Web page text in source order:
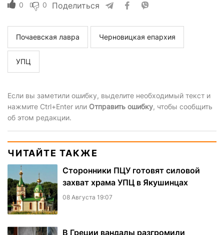
0 0 Поделиться
Почаевская лавра Черновицкая епархия
УПЦ
Если вы заметили ошибку, выделите необходимый текст и
нажмите Ctrl+Enter или Отправить ошибку, чтобы сообщить
об этом редакции.
ЧИТАЙТЕ ТАКЖЕ
Сторонники ПЦУ готовят силовой
захват храма УПЦ в Якушинцах
08 Августа 19:07
В Греции вандалы разгромили